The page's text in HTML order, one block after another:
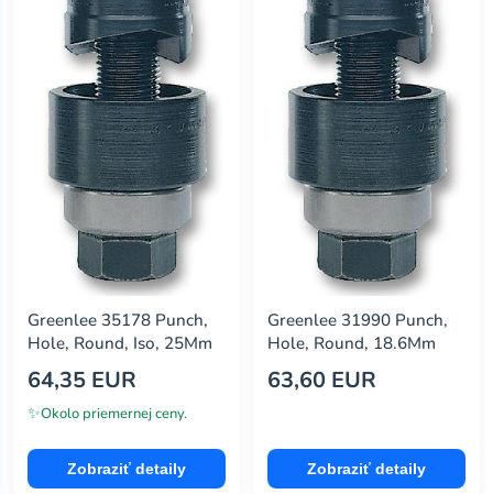
Greenlee 35178 Punch,
Hole, Round, Iso, 25Mm
64,35 EUR
✨Okolo priemernej ceny.
Zobraziť detaily
Greenlee 31990 Punch,
Hole, Round, 18.6Mm
63,60 EUR
Zobraziť detaily